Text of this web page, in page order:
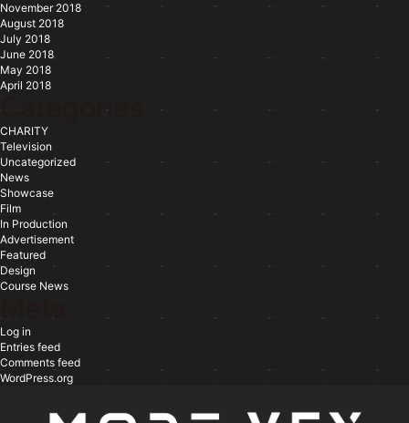
November 2018
August 2018
July 2018
June 2018
May 2018
April 2018
Categories
CHARITY
Television
Uncategorized
News
Showcase
Film
In Production
Advertisement
Featured
Design
Course News
Log in
Entries feed
Comments feed
WordPress.org